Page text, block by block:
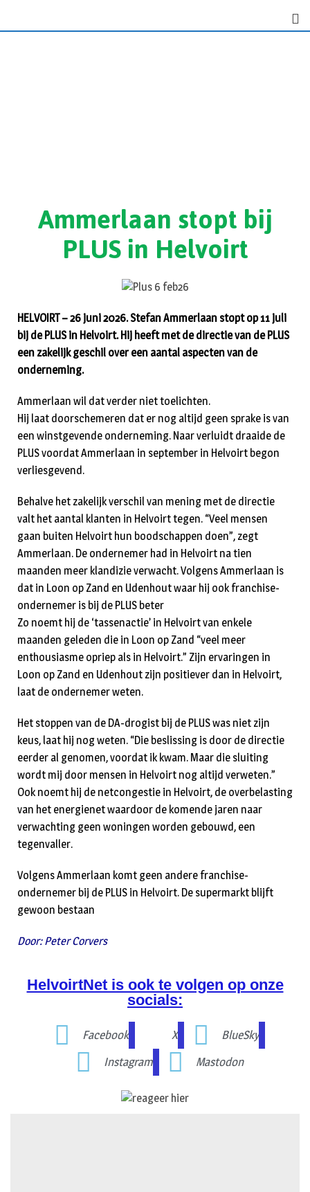
Ammerlaan stopt bij
PLUS in Helvoirt
HELVOIRT – 26 juni 2026. Stefan Ammerlaan stopt op 11 juli
bij de PLUS in Helvoirt. Hij heeft met de directie van de PLUS
een zakelijk geschil over een aantal aspecten van de
onderneming.
Ammerlaan wil dat verder niet toelichten.
Hij laat doorschemeren dat er nog altijd geen sprake is van
een winstgevende onderneming. Naar verluidt draaide de
PLUS voordat Ammerlaan in september in Helvoirt begon
verliesgevend.
Behalve het zakelijk verschil van mening met de directie
valt het aantal klanten in Helvoirt tegen. “Veel mensen
gaan buiten Helvoirt hun boodschappen doen”, zegt
Ammerlaan. De ondernemer had in Helvoirt na tien
maanden meer klandizie verwacht. Volgens Ammerlaan is
dat in Loon op Zand en Udenhout waar hij ook franchise-
ondernemer is bij de PLUS beter
Zo noemt hij de ‘tassenactie’ in Helvoirt van enkele
maanden geleden die in Loon op Zand “veel meer
enthousiasme opriep als in Helvoirt.” Zijn ervaringen in
Loon op Zand en Udenhout zijn positiever dan in Helvoirt,
laat de ondernemer weten.
Het stoppen van de DA-drogist bij de PLUS was niet zijn
keus, laat hij nog weten. “Die beslissing is door de directie
eerder al genomen, voordat ik kwam. Maar die sluiting
wordt mij door mensen in Helvoirt nog altijd verweten.”
Ook noemt hij de netcongestie in Helvoirt, de overbelasting
van het energienet waardoor de komende jaren naar
verwachting geen woningen worden gebouwd, een
tegenvaller.
Volgens Ammerlaan komt geen andere franchise-
ondernemer bij de PLUS in Helvoirt. De supermarkt blijft
gewoon bestaan
Door: Peter Corvers
HelvoirtNet is ook te volgen op onze
socials:
Facebook X
BlueSky
Instagram
Mastodon